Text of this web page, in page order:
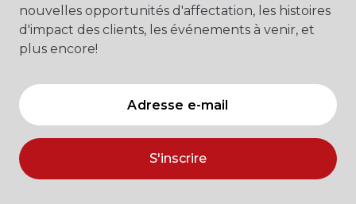
nouvelles opportunités d'affectation, les histoires
d'impact des clients, les événements à venir, et
plus encore!
S'inscrire